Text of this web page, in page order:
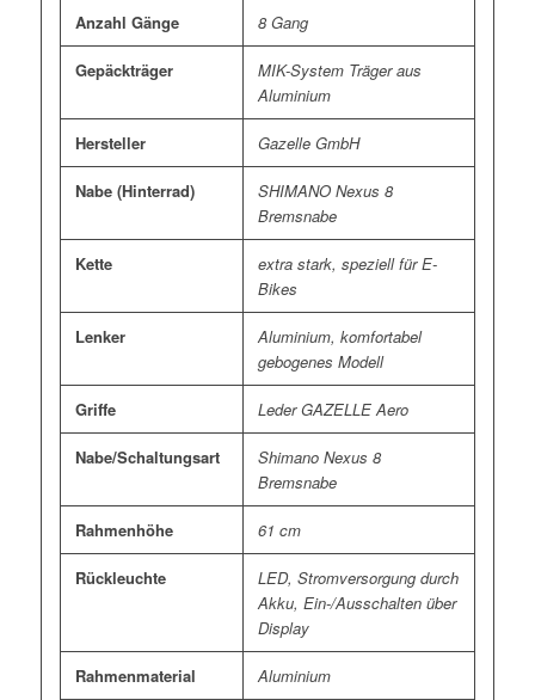
Anzahl Gänge 8 Gang
Gepäckträger
MIK-System Träger aus
Aluminium
Hersteller Gazelle GmbH
Nabe (Hinterrad)
SHIMANO Nexus 8
Bremsnabe
Kette
extra stark, speziell für E-
Bikes
Lenker
Aluminium, komfortabel
gebogenes Modell
Griffe Leder GAZELLE Aero
Nabe/Schaltungsart
Shimano Nexus 8
Bremsnabe
Rahmenhöhe 61 cm
Rückleuchte
LED, Stromversorgung durch
Akku, Ein-/Ausschalten über
Display
Rahmenmaterial Aluminium